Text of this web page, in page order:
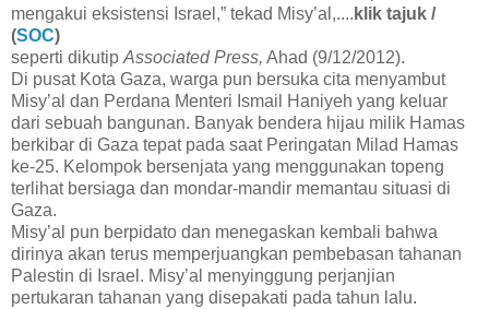
mengakui eksistensi Israel,” tekad Misy’al,.... klik tajuk /
(SOC)
seperti dikutip Associated Press, Ahad (9/12/2012).
Di pusat Kota Gaza, warga pun bersuka cita menyambut
Misy’al dan Perdana Menteri Ismail Haniyeh yang keluar
dari sebuah bangunan. Banyak bendera hijau milik Hamas
berkibar di Gaza tepat pada saat Peringatan Milad Hamas
ke-25. Kelompok bersenjata yang menggunakan topeng
terlihat bersiaga dan mondar-mandir memantau situasi di
Gaza.
Misy’al pun berpidato dan menegaskan kembali bahwa
dirinya akan terus memperjuangkan pembebasan tahanan
Palestin di Israel. Misy’al menyinggung perjanjian
pertukaran tahanan yang disepakati pada tahun lalu.